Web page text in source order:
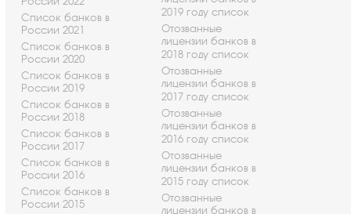
Список банков в
России 2021
Список банков в
России 2020
Список банков в
России 2019
Список банков в
России 2018
Список банков в
России 2017
Список банков в
России 2016
Список банков в
России 2015
2019 году список
Отозванные
лицензии банков в
2018 году список
Отозванные
лицензии банков в
2017 году список
Отозванные
лицензии банков в
2016 году список
Отозванные
лицензии банков в
2015 году список
Отозванные
лицензии банков в